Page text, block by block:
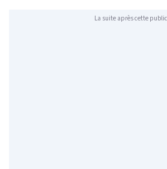
La suite après cette